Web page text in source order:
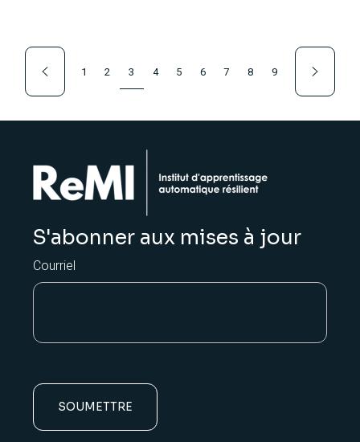
1 2 3 4 5 6 7 8 9
S'abonner aux mises à jour
Courriel